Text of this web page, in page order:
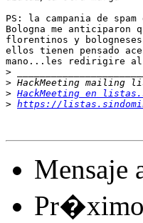
PS: la campania de
Bologna me anticiparon
florentinos y
ellos tienen pensado
mano...les redirigire
>
>
> HackMeeting en
> https://
Mensaje
Pr�ximo